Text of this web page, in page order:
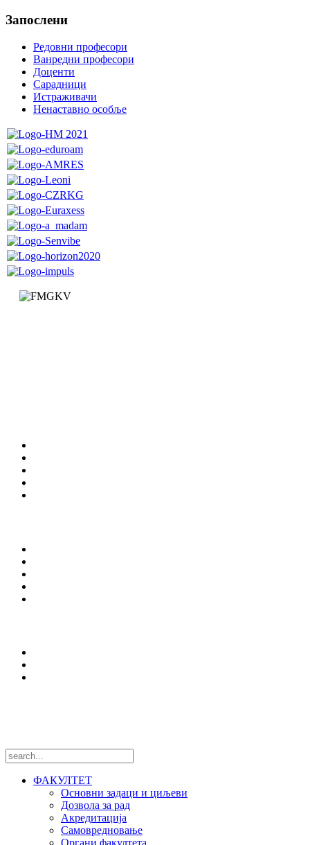
Запослени
Редовни професори
Ванредни професори
Доценти
Сарадници
Истраживачи
Ненаставно особље
ФАКУЛТЕТ
Основни задаци и циљеви
Дозвола за рад
Акредитација
Самовредновање
Органи факултета